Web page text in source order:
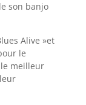
son banjo
Alive »et
le
meilleur